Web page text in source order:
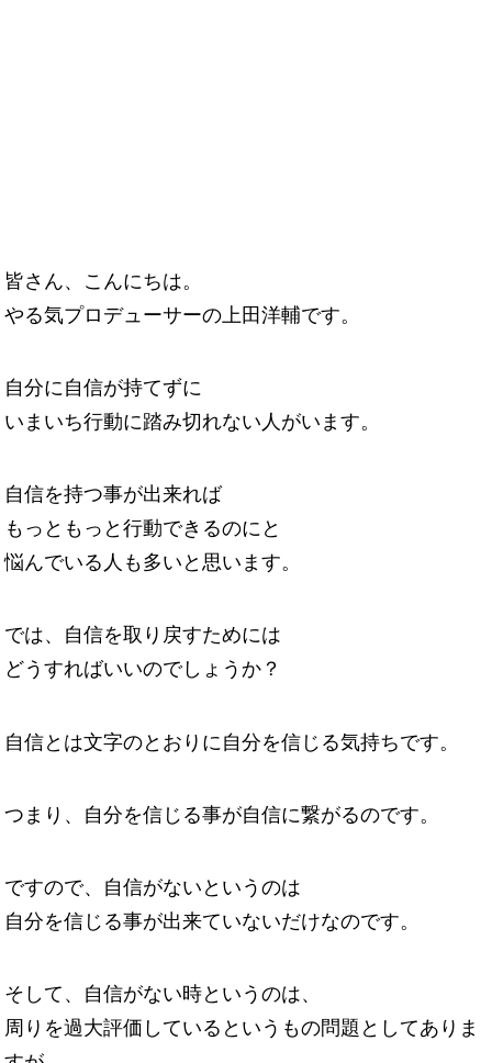
皆さん、こんにちは。
やる気プロデューサーの上田洋輔です。
自分に自信が持てずに
いまいち行動に踏み切れない人がいます。
自信を持つ事が出来れば
もっともっと行動できるのにと
悩んでいる人も多いと思います。
では、自信を取り戻すためには
どうすればいいのでしょうか？
自信とは文字のとおりに自分を信じる気持ちです。
つまり、自分を信じる事が自信に繋がるのです。
ですので、自信がないというのは
自分を信じる事が出来ていないだけなのです。
そして、自信がない時というのは、
周りを過大評価しているというもの問題としてありま